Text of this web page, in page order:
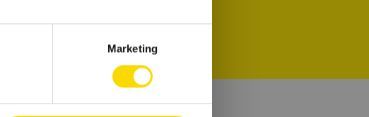
Marketing